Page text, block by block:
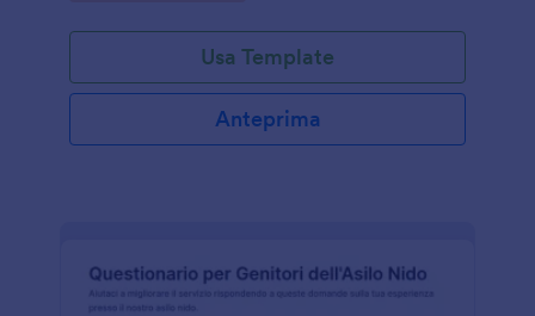
Usa Template
Anteprima